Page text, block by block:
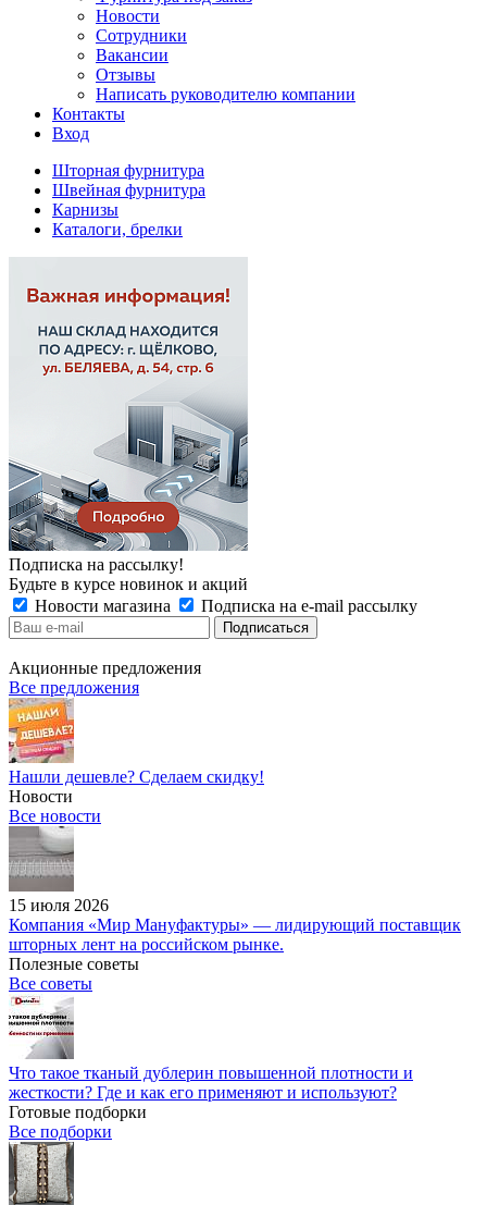
Новости
Сотрудники
Вакансии
Отзывы
Написать руководителю компании
Контакты
Вход
Шторная фурнитура
Швейная фурнитура
Карнизы
Каталоги, брелки
Подписка на рассылку!
Будьте в курсе новинок и акций
Новости магазина
Подписка на e-mail рассылку
Акционные предложения
Все предложения
Нашли дешевле? Сделаем скидку!
Новости
Все новости
15 июля 2026
Компания «Мир Мануфактуры» — лидирующий поставщик
шторных лент на российском рынке.
Полезные советы
Все советы
Что такое тканый дублерин повышенной плотности и
жесткости? Где и как его применяют и используют?
Готовые подборки
Все подборки